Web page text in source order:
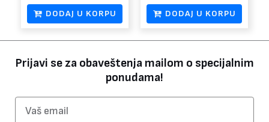
DODAJ U KORPU DODAJ U KORPU
Prijavi se za obaveštenja mailom o specijalnim
ponudama!